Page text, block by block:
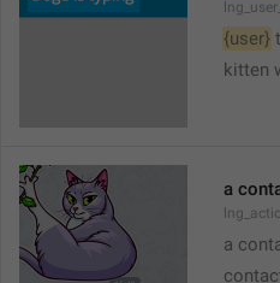
{user}
kitten
a
a